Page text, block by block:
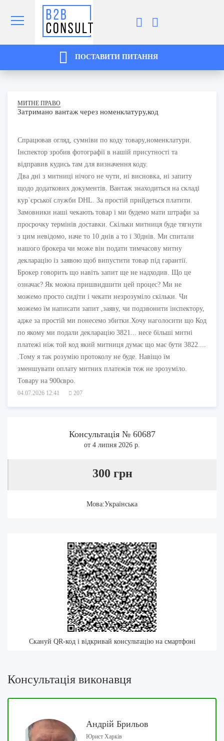
ПОСТАВИТИ ПИТАННЯ
МИТНЕ ПРАВО
Затримано вантаж через номенклатуру,код
Спрацював огляд, сумніви по коду товару,номенклатури.
Інспектор зробив фотографії в нашій присутності та
відправив кудись там для визначення коду.
Два дні з митниці нічого не чути, ні висновка, ні запиту
щодо додаткових документів. Вантаж знаходиться на складі
кур`єрської служби DHL. За простій прийдеться платити.
Замовники наші чекають товар і ми будемо мати штрафи за
просрочку термінів доставки. Скільки митниця буде тягнути
з цим невідомо, наче то 10 днів а то і 30днів. Ми спитали
нашого брокера чи може він подати тимчасову митну
декларацію із заявою щоб випустити товар під гарантії.
Брокер говорить що навіть запит ще не надходив. Що це
означає? Як можна пришвидшити цей процес? Ми не
можемо просто сидіти і чекати незрозуміло скільки. Чи
можемо їм написати запит ,заяву, чи подзвонити інспектору,
адже за простій ми понесемо збитки.Хочу наголосити що Код
по якому ми подали декларацію 3821... несе більші митні
платежі ніж той код який митниця думає що має бути 3822....
.Тому я так розумію протоколу не буде. Навіщо їм
зменшувати оплату митних платежів теж не зрозуміло.
Товару на 900євро.
04.07.2026 12:41 207
Консультація № 60687
от 4 липня 2026 р.
300 грн
Мова:Українська
Скануй QR-код і відкривай консультацію на смартфоні
Консультація виконавця
Андрій Брильов
Юрист Харків